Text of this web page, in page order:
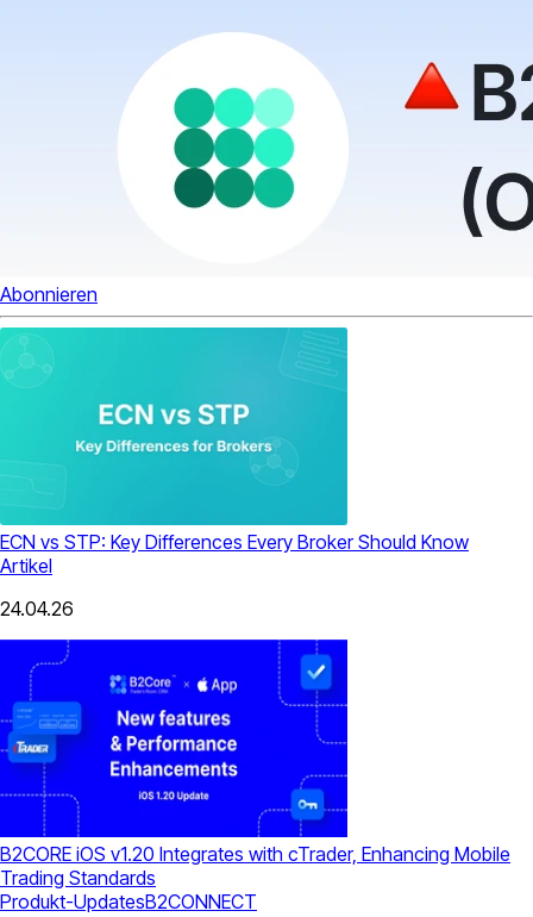
Abonnieren
ECN vs STP: Key Differences Every Broker Should Know
Artikel
24.04.26
B2CORE iOS v1.20 Integrates with cTrader, Enhancing Mobile
Trading Standards
Produkt-UpdatesB2CONNECT